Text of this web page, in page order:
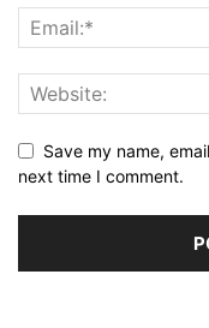
Save my name,
next time I comment.